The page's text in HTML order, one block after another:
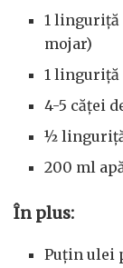
1 linguriță
mojar)
1 linguriță
4-5 căței
½
200 ml
În plus:
Puțin ulei